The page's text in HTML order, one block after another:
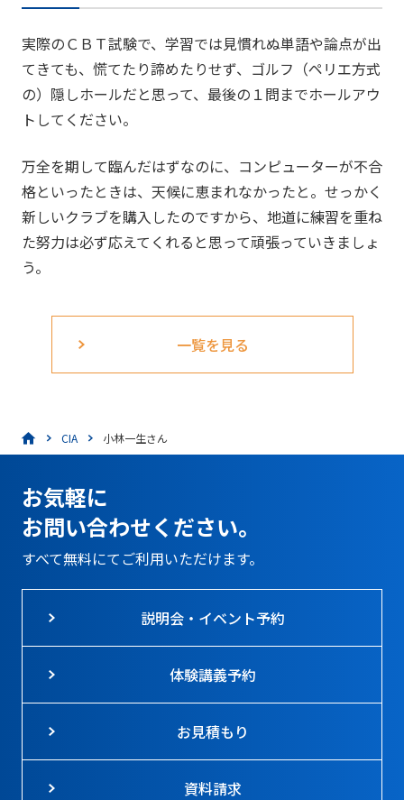
実際のＣＢＴ試験で、学習では見慣れぬ単語や論点が出
てきても、慌てたり諦めたりせず、ゴルフ（ペリエ方式
の）隠しホールだと思って、最後の１問までホールアウ
トしてください。
万全を期して臨んだはずなのに、コンピューターが不合
格といったときは、天候に恵まれなかったと。せっかく
新しいクラブを購入したのですから、地道に練習を重ね
た努力は必ず応えてくれると思って頑張っていきましょ
う。
一覧を見る
CIA 小林一生さん
お気軽に
お問い合わせください。
すべて無料にてご利用いただけます。
説明会・イベント予約
体験講義予約
お見積もり
資料請求